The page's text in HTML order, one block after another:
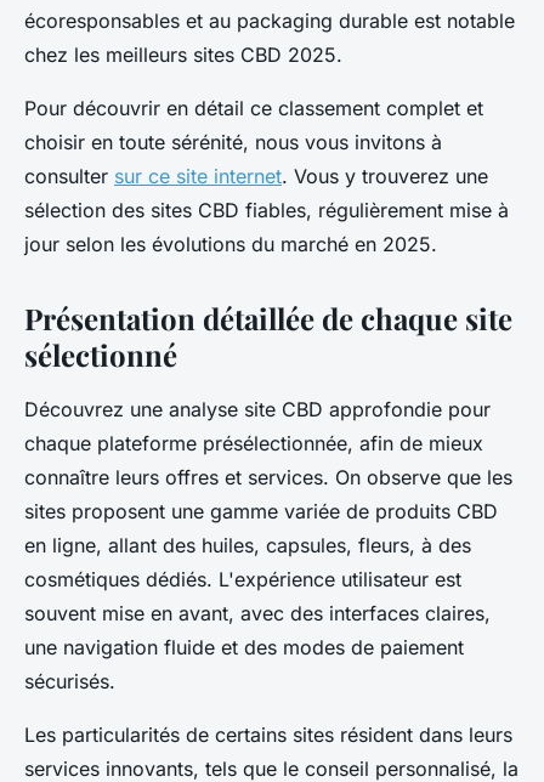
écoresponsables et au packaging durable est notable
chez les meilleurs sites CBD 2025.
Pour découvrir en détail ce classement complet et
choisir en toute sérénité, nous vous invitons à
consulter sur ce site internet. Vous y trouverez une
sélection des sites CBD fiables, régulièrement mise à
jour selon les évolutions du marché en 2025.
Présentation détaillée de chaque site
sélectionné
Découvrez une analyse site CBD approfondie pour
chaque plateforme présélectionnée, afin de mieux
connaître leurs offres et services. On observe que les
sites proposent une gamme variée de produits CBD
en ligne, allant des huiles, capsules, fleurs, à des
cosmétiques dédiés. L'expérience utilisateur est
souvent mise en avant, avec des interfaces claires,
une navigation fluide et des modes de paiement
sécurisés.
Les particularités de certains sites résident dans leurs
services innovants, tels que le conseil personnalisé, la